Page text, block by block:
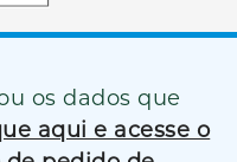
os dados que
aqui e acesse o